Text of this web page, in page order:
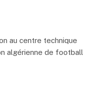
au centre technique
algérienne de football